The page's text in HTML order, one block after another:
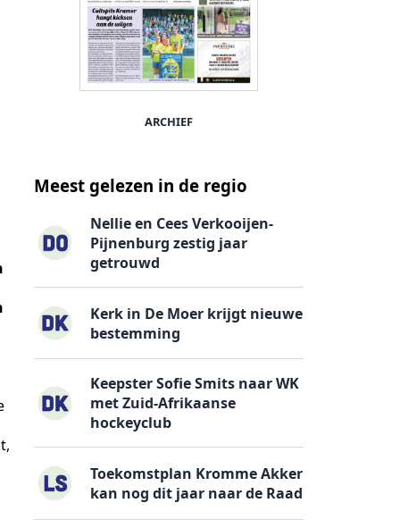
ARCHIEF
Meest gelezen in de regio
Nellie en Cees Verkooijen-
Pijnenburg zestig jaar
getrouwd
Kerk in De Moer krijgt nieuwe
bestemming
Keepster Sofie Smits naar WK
met Zuid-Afrikaanse
hockeyclub
Toekomstplan Kromme Akker
kan nog dit jaar naar de Raad